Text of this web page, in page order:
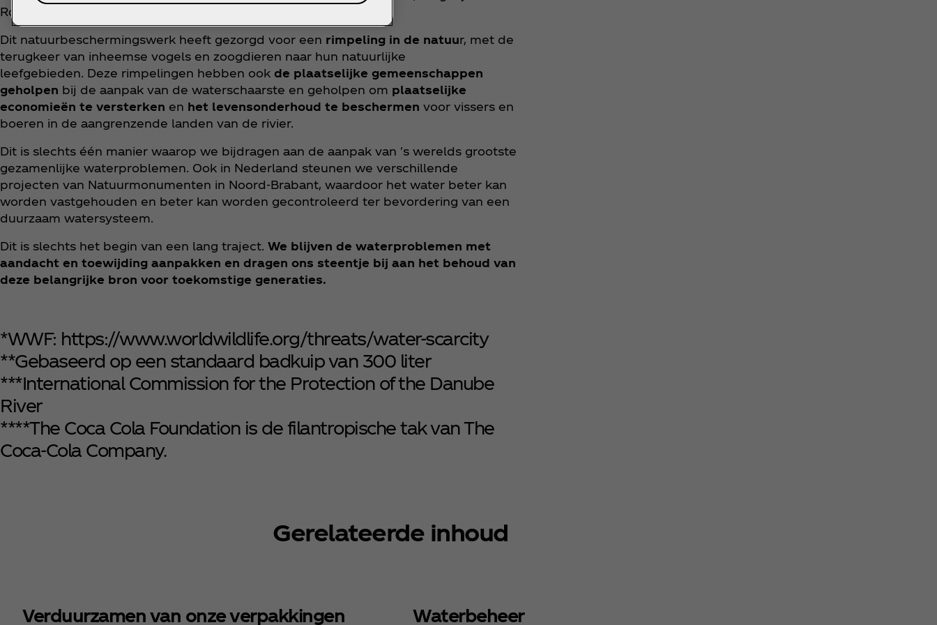
Roemenië.
Dit natuurbeschermingswerk heeft gezorgd voor een rimpeling in de natuur, met de
terugkeer van inheemse vogels en zoogdieren naar hun natuurlijke
leefgebieden. Deze rimpelingen hebben ook de plaatselijke gemeenschappen
geholpen bij de aanpak van de waterschaarste en geholpen om plaatselijke
economieën te versterken en het levensonderhoud te beschermen voor vissers en
boeren in de aangrenzende landen van de rivier.
Dit is slechts één manier waarop we bijdragen aan de aanpak van 's werelds grootste
gezamenlijke waterproblemen. Ook in Nederland steunen we verschillende
projecten van Natuurmonumenten in Noord-Brabant, waardoor het water beter kan
worden vastgehouden en beter kan worden gecontroleerd ter bevordering van een
duurzaam watersysteem.
Dit is slechts het begin van een lang traject. We blijven de waterproblemen met
aandacht en toewijding aanpakken en dragen ons steentje bij aan het behoud van
deze belangrijke bron voor toekomstige generaties.
*WWF: https://www.worldwildlife.org/threats/water-scarcity
**Gebaseerd op een standaard badkuip van 300 liter
***International Commission for the Protection of the Danube
River
****The Coca Cola Foundation is de filantropische tak van The
Coca‑Cola Company.
Gerelateerde inhoud
Verduurzamen van onze verpakkingen Waterbeheer